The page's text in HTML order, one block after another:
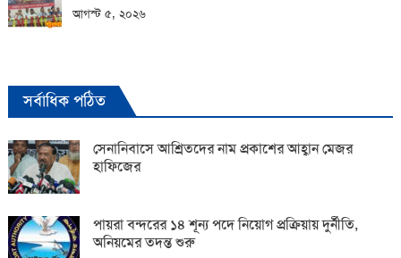
আগস্ট ৫, ২০২৬
সর্বাধিক পঠিত
সেনানিবাসে আশ্রিতদের নাম প্রকাশের আহ্বান মেজর
হাফিজের
পায়রা বন্দরের ১৪ শূন্য পদে নিয়োগ প্রক্রিয়ায় দুর্নীতি,
অনিয়মের তদন্ত শুরু